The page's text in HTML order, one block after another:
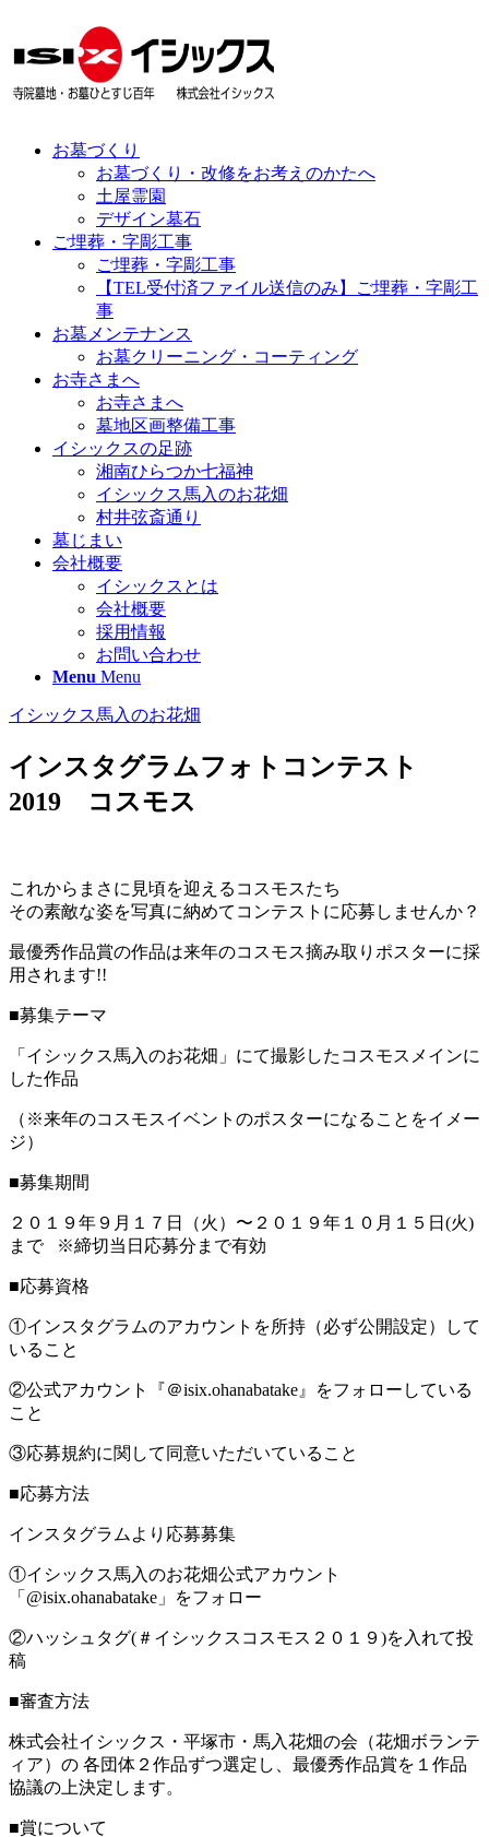
お墓づくり
お墓づくり・改修をお考えのかたへ
土屋霊園
デザイン墓石
ご埋葬・字彫工事
ご埋葬・字彫工事
【TEL受付済ファイル送信のみ】ご埋葬・字彫工
事
お墓メンテナンス
お墓クリーニング・コーティング
お寺さまへ
お寺さまへ
墓地区画整備工事
イシックスの足跡
湘南ひらつか七福神
イシックス馬入のお花畑
村井弦斎通り
墓じまい
会社概要
イシックスとは
会社概要
採用情報
お問い合わせ
Menu Menu
イシックス馬入のお花畑
インスタグラムフォトコンテスト
2019 コスモス
これからまさに見頃を迎えるコスモスたち
その素敵な姿を写真に納めてコンテストに応募しませんか？
最優秀作品賞の作品は来年のコスモス摘み取りポスターに採
用されます!!
■募集テーマ
「イシックス馬入のお花畑」にて撮影したコスモスメインに
した作品
（※来年のコスモスイベントのポスターになることをイメー
ジ）
■募集期間
２０１９年９月１７日（火）〜２０１９年１０月１５日(火)
まで ※締切当日応募分まで有効
■応募資格
①インスタグラムのアカウントを所持（必ず公開設定）して
いること
②公式アカウント『＠isix.ohanabatake』をフォローしている
こと
③応募規約に関して同意いただいていること
■応募方法
インスタグラムより応募募集
①イシックス馬入のお花畑公式アカウント
「@isix.ohanabatake」をフォロー
②ハッシュタグ(＃イシックスコスモス２０１９)を入れて投
稿
■審査方法
株式会社イシックス・平塚市・馬入花畑の会（花畑ボランテ
ィア）の 各団体２作品ずつ選定し、最優秀作品賞を１作品
協議の上決定します。
■賞について